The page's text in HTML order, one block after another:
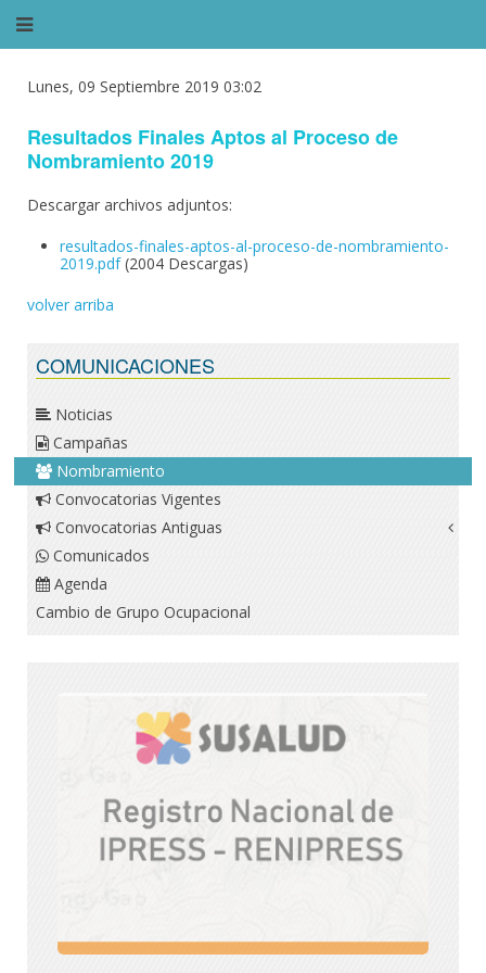
Lunes, 09 Septiembre 2019 03:02
Resultados Finales Aptos al Proceso de
Nombramiento 2019
Descargar archivos adjuntos:
resultados-finales-aptos-al-proceso-de-nombramiento-
2019.pdf (2004 Descargas)
volver arriba
COMUNICACIONES
Noticias
Campañas
Nombramiento
Convocatorias Vigentes
Convocatorias Antiguas
Comunicados
Agenda
Cambio de Grupo Ocupacional